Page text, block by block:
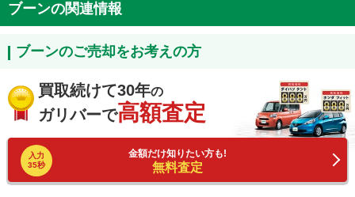
ブーンの関連情報
ブーンのご売却をお考えの方
買取続けて30年の
ガリバーで高額査定
入力
35秒
金額だけ知りたい方も!
無料査定